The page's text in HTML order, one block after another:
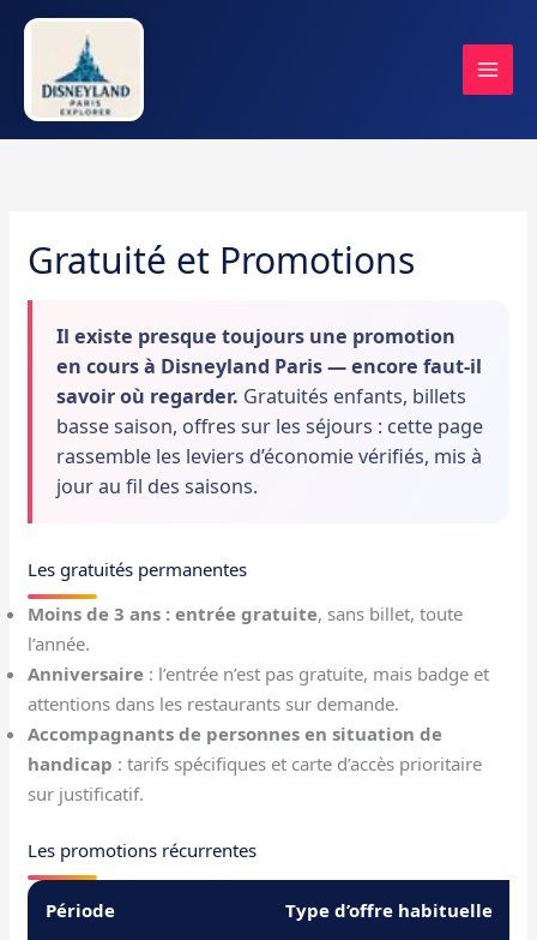
Aller
contenu
Gratuité et Promotions
Il existe presque toujours une promotion
en cours à Disneyland Paris — encore faut-il
savoir où regarder. Gratuités enfants, billets
basse saison, offres sur les séjours : cette page
rassemble les leviers d’économie vérifiés, mis à
jour au fil des saisons.
Les gratuités permanentes
Moins de 3 ans : entrée gratuite, sans billet, toute
l’année.
Anniversaire : l’entrée n’est pas gratuite, mais badge et
attentions dans les restaurants sur demande.
Accompagnants de personnes en situation de
handicap : tarifs spécifiques et carte d’accès prioritaire
sur justificatif.
Les promotions récurrentes
Période Type d’offre habituelle